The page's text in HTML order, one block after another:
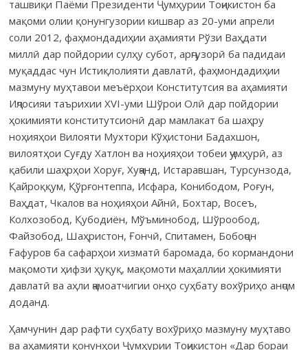
ташвиқи Паёми Президенти Ҷумҳурии Тоҷикистон ба
мақоми олии қонунгузории кишвар аз 20-уми апрели
соли 2012, фаҳмондадиҳии аҳамияти Рўзи Ваҳдати
миллӣ дар пойдории сулҳу субот, арҷгузорӣ ба падидаи
муқаддас чун Истиқлолияти давлатӣ, фаҳмондадиҳии
мазмуну муҳтавои меъёрҳои Конститутсия ва аҳамияти
Иҷлосияи таърихии XVI-уми Шўрои Олӣ дар пойдории
ҳокимияти конститутсионӣ дар мамлакат ба шаҳру
ноҳияҳои Вилояти Мухтори Кўҳистони Бадахшон,
вилоятҳои Суғду Хатлон ва ноҳияҳои тобеи ҷумҳурӣ, аз
қабили шаҳрҳои Хоруғ, Хуҷанд, Истаравшан, Турсунзода,
Қайроққум, Қўрғонтеппа, Исфара, Конибодом, Роғун,
Ваҳдат, Чкалов ва ноҳияҳои Айнӣ, Бохтар, Восеъ,
Колхозобод, Қубодиён, Мўъминобод, Шўрообод,
Файзобод, Шаҳристон, Ғончӣ, Спитамен, Бобоҷон
Ғафуров ба сафарҳои хизматӣ баромада, бо кормандони
мақомоти ҳифзи ҳуқуқ, мақомоти маҳаллии ҳокимияти
давлатӣ ва аҳли ҷамоатчигии онҳо суҳбату вохўриҳо анҷом
доданд.
Ҳамчунин дар рафти суҳбату вохўриҳо мазмуну муҳтаво
ва аҳамияти қонунҳои Ҷумҳурии Тоҷикистон «Дар бораи